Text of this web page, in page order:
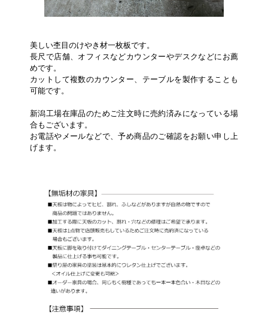
美しい杢目のけやき材一枚板です。
長尺で店舗、オフィスなどカウンターやデスクなどにお薦
めです。
カットして複数のカウンター、テーブルを製作することも
可能です。
新潟工場在庫品のためご注文時に売約済みになっている場
合もございます。
お電話やメールなどで、予め商品のご確認をお願い申し上
げます。